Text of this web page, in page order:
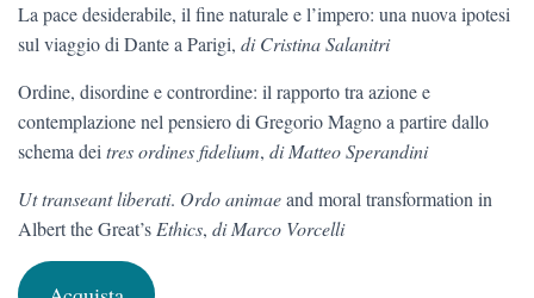
La pace desiderabile, il fine naturale e l’impero: una nuova ipotesi
sul viaggio di Dante a Parigi, di Cristina Salanitri
Ordine, disordine e contrordine: il rapporto tra azione e
contemplazione nel pensiero di Gregorio Magno a partire dallo
schema dei tres ordines fidelium, di Matteo Sperandini
Ut transeant liberati. Ordo animaeand moral transformation in
Albert the Great’s Ethics, di Marco Vorcelli